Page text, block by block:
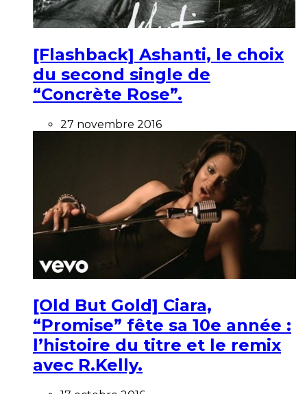
[Flashback] Ashanti, le choix
du second single de
“Concrète Rose”.
27 novembre 2016
[Old But Gold] Ciara,
“Promise” fête sa 10e année :
l’histoire du titre et le remix
avec R.Kelly.